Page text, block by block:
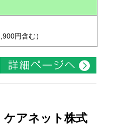
円含む）
ケアネット株式